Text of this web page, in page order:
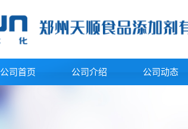
公司首页 公司介绍 公司动态